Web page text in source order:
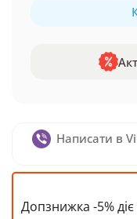
Написати в
Допзнижка -5% діє